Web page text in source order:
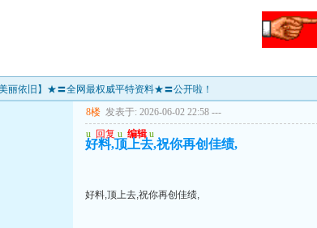
丽依旧】★〓全网最权威平特资料★〓公开啦！
8楼 发表于: 2026-06-02 22:58 ---
u 回复 u 编辑 u
好料,顶上去,祝你再创佳绩,
好料,顶上去,祝你再创佳绩,